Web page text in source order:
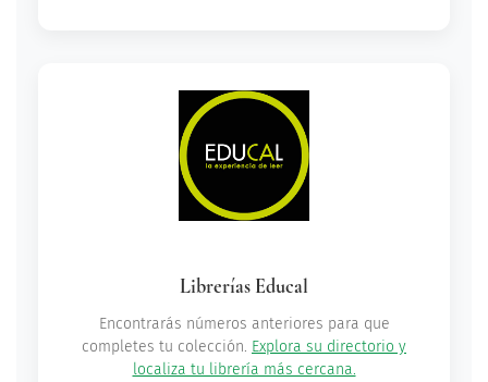
Librerías Educal
Encontrarás números anteriores para que
completes tu colección. Explora su directorio y
localiza tu librería más cercana.